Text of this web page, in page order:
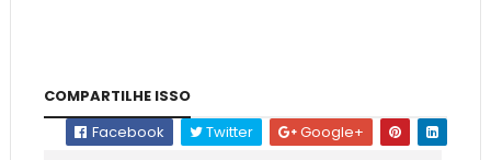
COMPARTILHE ISSO
Facebook
Twitter Google+